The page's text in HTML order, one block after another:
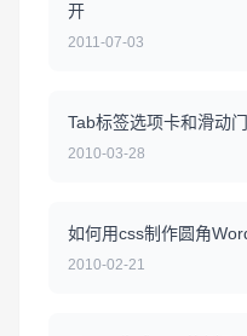
开
2011-07-03
Tab标签选项卡和滑动
2010-03-28
如何用css制作圆角
2010-02-21